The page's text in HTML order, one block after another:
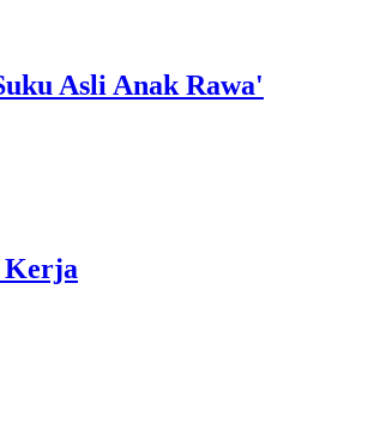
Asli Anak Rawa'
Kerja